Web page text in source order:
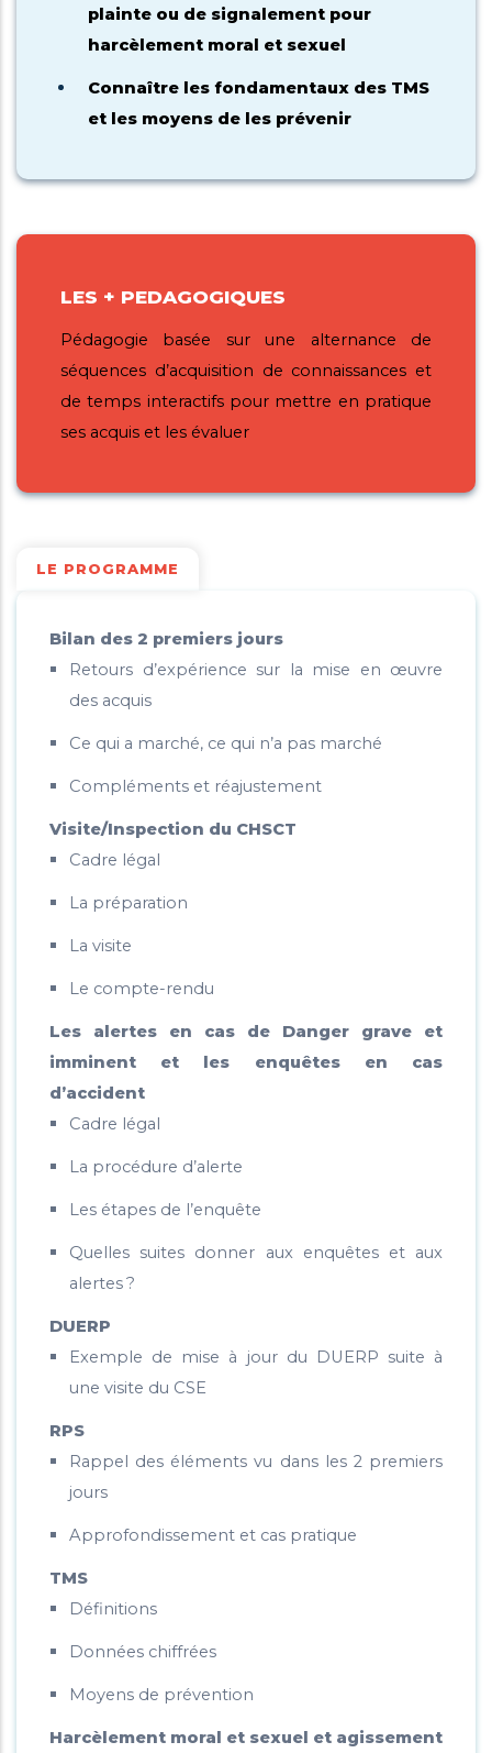
plainte ou de signalement pour
harcèlement moral et sexuel
Connaître les fondamentaux des TMS
et les moyens de les prévenir
LES + PEDAGOGIQUES
Pédagogie basée sur une alternance de
séquences d’acquisition de connaissances et
de temps interactifs pour mettre en pratique
ses acquis et les évaluer
LE PROGRAMME
Bilan des 2 premiers jours
Retours d’expérience sur la mise en œuvre
des acquis
Ce qui a marché, ce qui n’a pas marché
Compléments et réajustement
Visite/Inspection du CHSCT
Cadre légal
La préparation
La visite
Le compte-rendu
Les alertes en cas de Danger grave et
imminent et les enquêtes en cas
d’accident
Cadre légal
La procédure d’alerte
Les étapes de l’enquête
Quelles suites donner aux enquêtes et aux
alertes?
DUERP
Exemple de mise à jour du DUERP suite à
une visite du CSE
RPS
Rappel des éléments vu dans les 2 premiers
jours
Approfondissement et cas pratique
TMS
Définitions
Données chiffrées
Moyens de prévention
Harcèlement moral et sexuel et agissement